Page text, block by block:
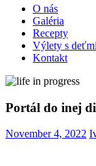
O nás
Galéria
Recepty
Výlety s deťmi
Kontakt
Portál do inej
November 4, 2022